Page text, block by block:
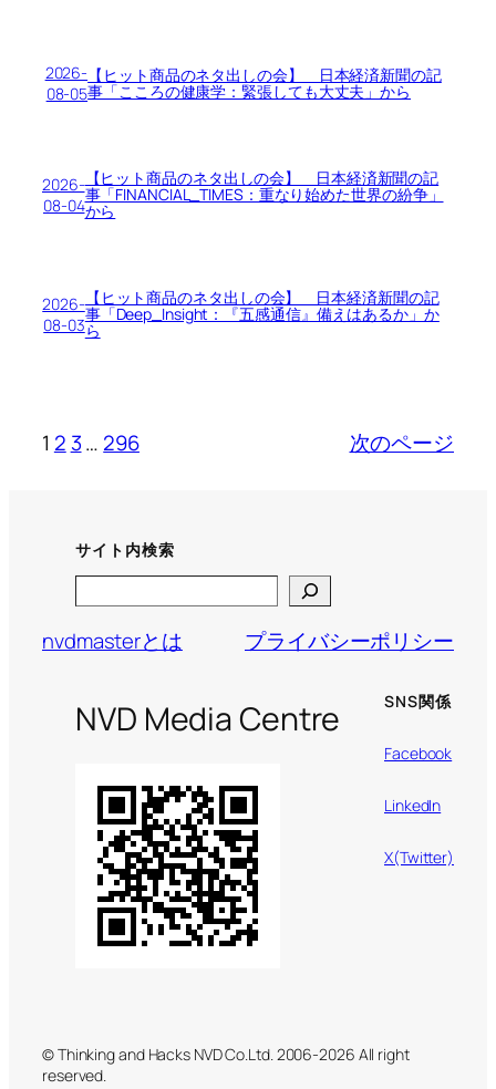
2026-
08-05
【ヒット商品のネタ出しの会】 日本経済新聞の記
事「こころの健康学：緊張しても大丈夫」から
2026-
08-04
【ヒット商品のネタ出しの会】 日本経済新聞の記
事「FINANCIAL_TIMES：重なり始めた世界の紛争」
から
2026-
08-03
【ヒット商品のネタ出しの会】 日本経済新聞の記
事「Deep_Insight：『五感通信』備えはあるか」か
ら
1 2 3… 296 次のページ
サイト内検索
nvdmasterとは
プライバシーポリシー
NVD Media Centre SNS関係
Facebook
LinkedIn
X(Twitter)
© Thinking and Hacks NVD Co.Ltd. 2006-2026 All right
reserved.